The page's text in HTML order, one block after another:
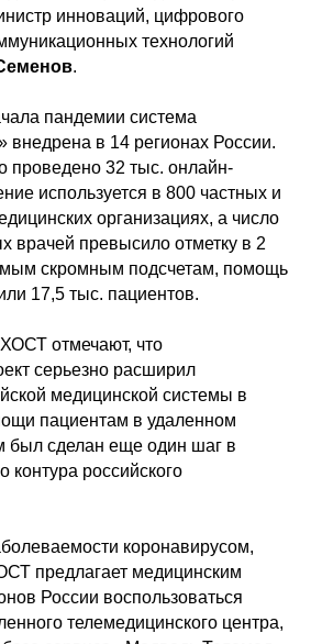
инноваций, цифрового
технологий
.
пандемии система
в 14 регионах России.
32 тыс. онлайн-
используется в 800 частных и
организациях, а число
врачей превысило отметку в 2
скромным подсчетам, помощь
17,5 тыс. пациентов.
отмечают, что
серьезно расширил
медицинской системы в
пациентам в удаленном
сделан еще один шаг в
контура российского
коронавирусом,
предлагает медицинским
России воспользоваться
телемедицинского центра,